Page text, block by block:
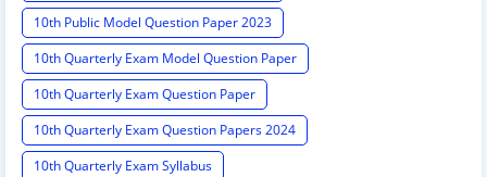
10th Public Model Question Paper 2023
10th Quarterly Exam Model Question Paper
10th Quarterly Exam Question Paper
10th Quarterly Exam Question Papers 2024
10th Quarterly Exam Syllabus